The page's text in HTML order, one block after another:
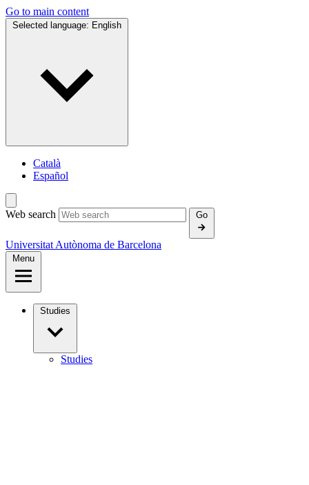
Go to main content
Selected language: English
Català
Español
Web search Go
Universitat Autònoma de Barcelona
Menu
Studies
Studies